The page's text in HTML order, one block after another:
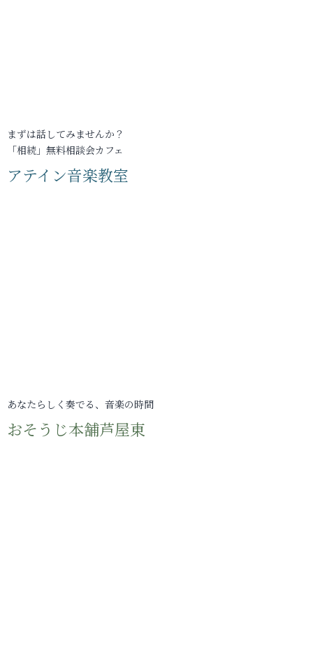
まずは話してみませんか？
「相続」無料相談会カフェ
アテイン音楽教室
あなたらしく奏でる、音楽の時間
おそうじ本舗芦屋東